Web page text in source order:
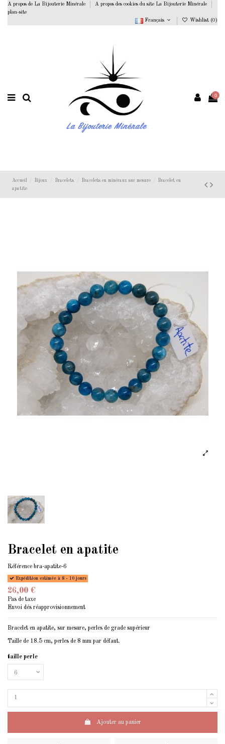
A propos de La Bijouterie Minérale
A propos des cookies du site La Bijouterie Minérale
plan-site
Français
Wishlist (0 )
0
Accueil Bijoux Bracelets Bracelets en minéraux sur mesure
Bracelet en
apatite
Bracelet en apatite
Référence bra-apatite-6
Expédition estimée à 8 - 10 jours
26,00 €
Pas de taxe
Envoi dés réapprovisionnement
Bracelet en apatite, sur mesure, perles de grade supérieur
Taille de 18.5 cm, perles de 8 mm par défaut.
taille perle
Ajouter au panier